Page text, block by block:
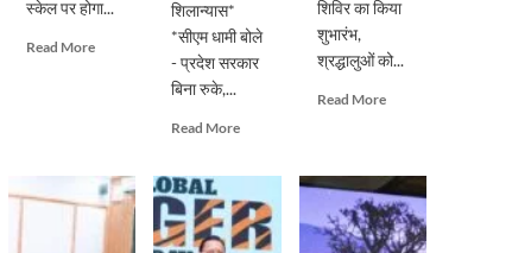
स्केल पर होगा...
Read MoreRead
डीएम
का
सख्त
शिलान्यास*
*सीएम धामी बोले
- प्रदेश सरकार
बिना रुके,...
Read MoreRead
पुष्कर
सिंह
शिविर का किया
शुभारंभ,
श्रद्धालुओं को...
Read MoreRead
और
चरण
प्रक्षालन